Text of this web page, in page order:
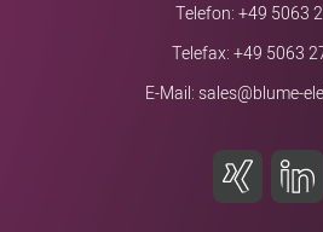
Telefon:+49 5063
Telefax: +49 5063
E-Mail:sales@blume-